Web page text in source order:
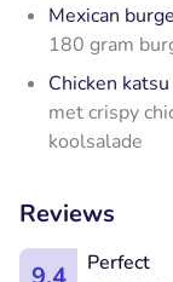
Mexican
180 gram
Chicken
met crispy
koolsalade
Reviews
Perfect